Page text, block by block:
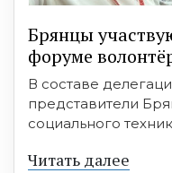
Брянцы
форуме
В составе
представители
социального
Читать далее